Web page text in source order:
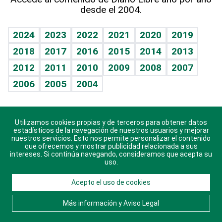
Vida y familia
Eñe
Celebrando la vida
Sin complejos
En pocas palabras
Escuchando al corazón
Economía Personal
TBT Deportivo
Guía del dinero
Horóscopos
Crucigramas
desde el 2004.
2024 2023 2022 2021 2020
2019
2018
2017 2016 2015 2014
2013
2012
2011 2010 2009 2008
2007
2006
2005 2004
Descarga nuestras aplicaciones para Android, iOS y
sistema Huawei.
© 2021 Diario Libre, todos los derechos reservados.
Consulta elAviso Legal. Ponte en Contacto
nosotros y conoce más sobre Diario Libre
Utilizamos cookies propias y de terceros para obtener datos
estadísticos de la navegación de nuestros usuarios y mejorar
nuestros servicios. Esto nos permite personalizar el contenido
que ofrecemos y mostrar publicidad relacionada a sus
intereses. Si continúa navegando, consideramos que acepta su
uso.
Acepto el uso de cookies
Más información y Aviso Legal